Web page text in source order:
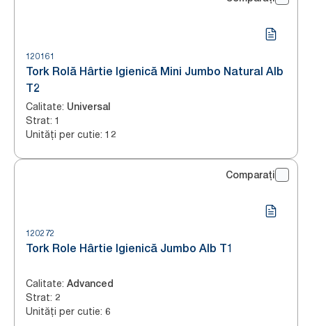
120161
Tork Rolă Hârtie Igienică Mini Jumbo Natural Alb
T2
Calitate: Universal
Strat: 1
Unități per cutie: 12
Comparați
120272
Tork Role Hârtie Igienică Jumbo Alb T1
Calitate: Advanced
Strat: 2
Unități per cutie: 6